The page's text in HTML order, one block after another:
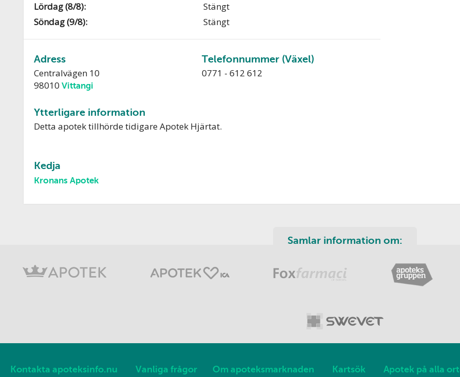
Lördag (8/8):
Stängt
Söndag (9/8):
Stängt
Adress
Centralvägen 10
98010Vittangi
Telefonnummer (Växel)
0771 - 612 612
Ytterligare information
Detta apotek tillhörde tidigare Apotek Hjärtat.
Kedja
Kronans Apotek
Samlar information om:
Kontakta apoteksinfo.nu Vanliga frågor Om apoteksmarknaden Kartsök Apotek på alla